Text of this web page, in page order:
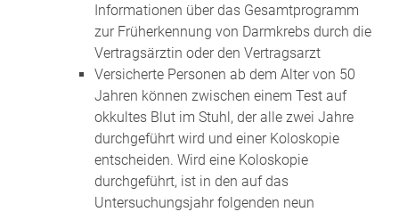
Informationen über das Gesamtprogramm
zur Früherkennung von Darmkrebs durch die
Vertragsärztin oder den Vertragsarzt
Versicherte Personen ab dem Alter von 50
Jahren können zwischen einem Test auf
okkultes Blut im Stuhl, der alle zwei Jahre
durchgeführt wird und einer Koloskopie
entscheiden. Wird eine Koloskopie
durchgeführt, ist in den auf das
Untersuchungsjahr folgenden neun